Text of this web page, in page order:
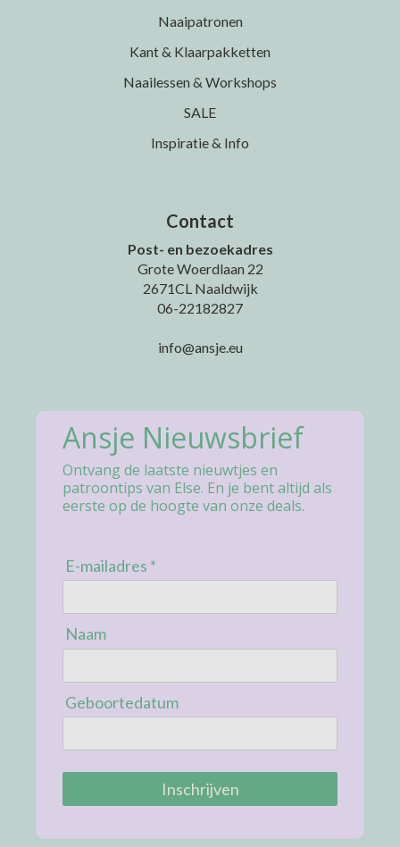
Naaipatronen
Kant & Klaarpakketten
Naailessen & Workshops
SALE
Inspiratie & Info
Contact
Post- en bezoekadres
Grote Woerdlaan 22
2671CL Naaldwijk
06-22182827
info@ansje.eu
Ansje Nieuwsbrief
Ontvang de laatste nieuwtjes en
patroontips van Else. En je bent altijd als
eerste op de hoogte van onze deals.
E-mailadres *
Naam
Geboortedatum
Inschrijven